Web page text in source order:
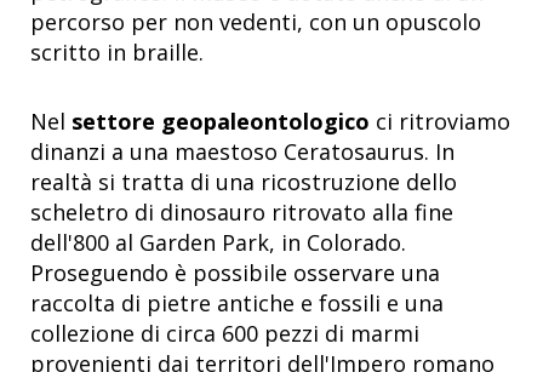
percorso per non vedenti, con un opuscolo
scritto in braille.
Nel settore geopaleontologico ci ritroviamo
dinanzi a una maestoso Ceratosaurus. In
realtà si tratta di una ricostruzione dello
scheletro di dinosauro ritrovato alla fine
dell'800 al Garden Park, in Colorado.
Proseguendo è possibile osservare una
raccolta di pietre antiche e fossili e una
collezione di circa 600 pezzi di marmi
provenienti dai territori dell'Impero romano